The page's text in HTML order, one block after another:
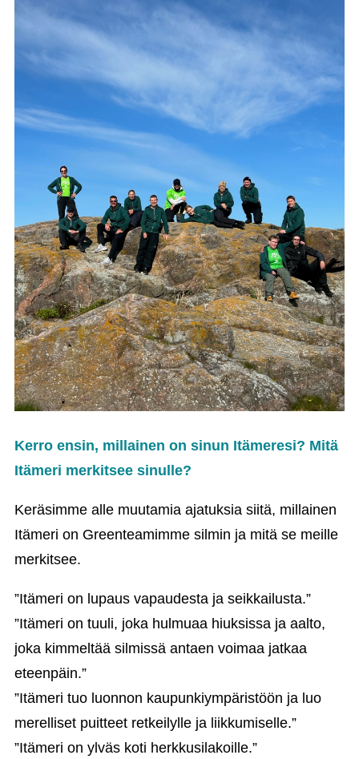
Kerro ensin, millainen on sinun Itämeresi? Mitä
Itämeri merkitsee sinulle?
Keräsimme alle muutamia ajatuksia siitä, millainen
Itämeri on Greenteamimme silmin ja mitä se meille
merkitsee.
”Itämeri on lupaus vapaudesta ja seikkailusta.”
”Itämeri on tuuli, joka hulmuaa hiuksissa ja aalto,
joka kimmeltää silmissä antaen voimaa jatkaa
eteenpäin.”
”Itämeri tuo luonnon kaupunkiympäristöön ja luo
merelliset puitteet retkeilylle ja liikkumiselle.”
”Itämeri on ylväs koti herkkusilakoille.”